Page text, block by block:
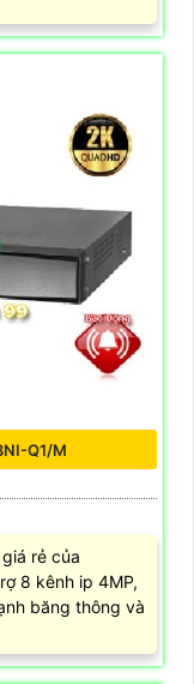
Q1/M
rẻ của
8 kênh ip 4MP,
băng thông và